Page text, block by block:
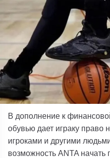
В дополнение к
обувью дает играку право
игроками и другими
возможность ANTA